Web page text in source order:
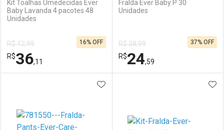
Comprar sem Desconto
Por R$ 29,59/cada
Comprar sem Desconto
Por R$ 29,59/cada
Comprar sem Desconto
Por R$ 7,19/cada
Comprar sem Desconto
Por R$ 7,19/cada
Kit Toalhas Umedecidas Ever
Baby Lavanda 4 pacotes 48
Unidades
R$ 42,99
R$36,11
16% OFF
Laboratório
Por Menos
Fralda Ever Baby P 30
Unidades
R$ 38,99
R$24,59
37% OFF
Laboratório
Por Menos
ADICIONAR AOS FAVORITOS